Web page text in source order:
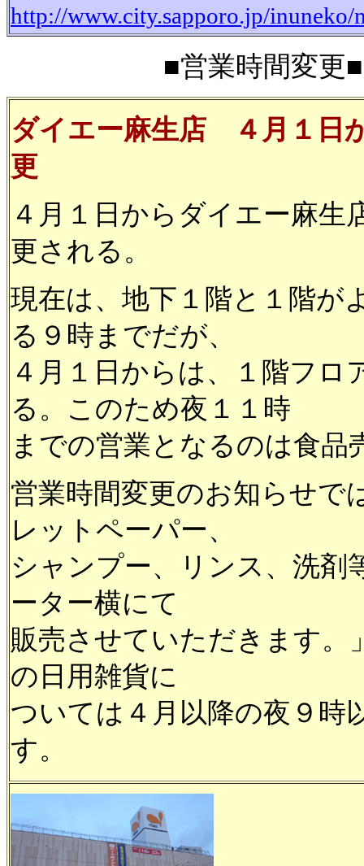
http://www.city.sapporo.jp/
■営業時間変更
ダイエー麻生店 ４月１日
更
４月１日からダイエー麻生
更される。
現在は、地下１階と１階が
る９時までだが、
４月１日からは、１階フ
る。このため夜１１時
までの営業となるのは食
営業時間変更のお知らせで
レットペーパー、
シャンプー、リンス、洗剤
ーター横にて
販売させていただきます。
の日用雑貨に
ついては４月以降の夜９時
す。